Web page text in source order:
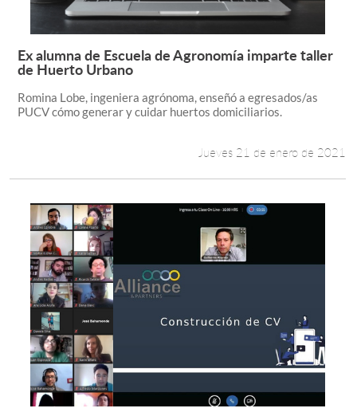
Leer más +
Ex alumna de Escuela de Agronomía imparte taller
de Huerto Urbano
Romina Lobe, ingeniera agrónoma, enseñó a egresados/as
PUCV cómo generar y cuidar huertos domiciliarios.
Jueves 21 de enero de 2021